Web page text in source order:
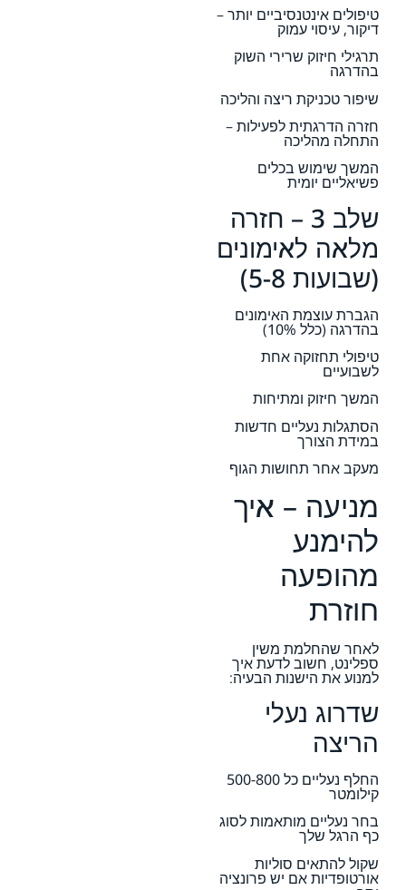
טיפולים אינטנסיביים יותר –
דיקור, עיסוי עמוק
תרגילי חיזוק שרירי השוק
בהדרגה
שיפור טכניקת ריצה והליכה
חזרה הדרגתית לפעילות –
התחלה מהליכה
המשך שימוש בכלים
פשיאליים יומית
שלב 3 – חזרה
מלאה לאימונים
(שבועות 5-8)
הגברת עוצמת האימונים
בהדרגה (כלל 10%)
טיפולי תחזוקה אחת
לשבועיים
המשך חיזוק ומתיחות
הסתגלות נעליים חדשות
במידת הצורך
מעקב אחר תחושות הגוף
מניעה – איך
להימנע
מהופעה
חוזרת
לאחר שהחלמת משין
ספלינט, חשוב לדעת איך
למנוע את הישנות הבעיה:
שדרוג נעלי
הריצה
החלף נעליים כל 500-800
קילומטר
בחר נעליים מותאמות לסוג
כף הרגל שלך
שקול להתאים סוליות
אורטופדיות אם יש פרונציה